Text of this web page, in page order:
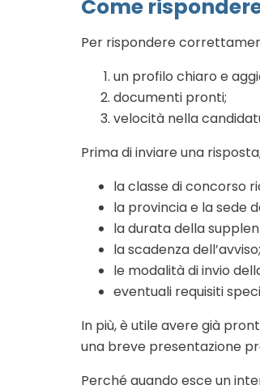
Come
Per rispondere
un profilo chiaro e
documenti pronti;
velocità nella
Prima di inviare una
la classe di concorso
la provincia e la sede
la durata della
la scadenza dell’avviso;
le modalità di invio
eventuali requisiti
In più, è utile avere già
una breve presentazione
Perché quando esce un